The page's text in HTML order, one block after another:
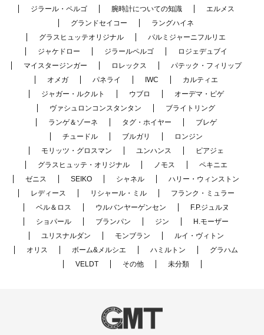
ジラール・ペルゴ
腕時計についての知識
エルメス
グランドセイコー
ラングハイネ
グラスヒュッテオリジナル
パルミジャーニフルリエ
ジャケドロー
ジラールペルゴ
ロジェデュブイ
マイスタージンガー
ロレックス
パテック・フィリップ
オメガ
パネライ IWC
カルティエ
ジャガー・ルクルト
ウブロ
オーデマ・ピゲ
ヴァシュロンコンスタンタン
ブライトリング
ランゲ＆ゾーネ
タグ・ホイヤー
ブレゲ
チュードル
ブルガリ
ロンジン
モリッツ・グロスマン
ユンハンス
ピアジェ
グラスヒュッテ・オリジナル
ノモス
ペキニエ
ゼニス
SEIKO シャネル
ハリー・ウィンストン
レディース
リシャール・ミル
フランク・ミュラー
ベル＆ロス
ウルバンヤーゲンセン
F.P.ジュルヌ
ショパール
ブランパン ジン
H.モーザー
ユリスナルダン
モンブラン
ルイ・ヴィトン
オリス
ボーム&メルシエ ハミルトン
グラハム
VELDT
その他 未分類